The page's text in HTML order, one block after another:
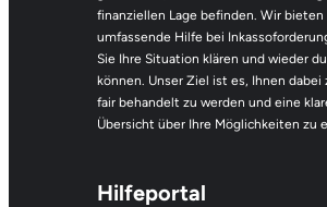
finanziellen Lage befinden. Wir bieten
umfassende Hilfe bei
Sie Ihre Situation klären und wieder
können. Unser Ziel ist es, Ihnen dabei
fair behandelt zu werden und eine
Übersicht über Ihre Möglichkeiten zu
Hilfeportal